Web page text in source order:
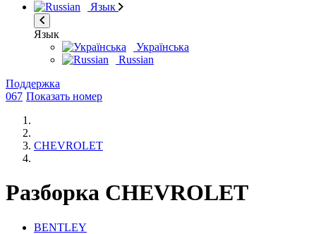
Язык
Язык
Українська
Russian
Поддержка
067 Показать номер
CHEVROLET
Разборка CHEVROLET
BENTLEY